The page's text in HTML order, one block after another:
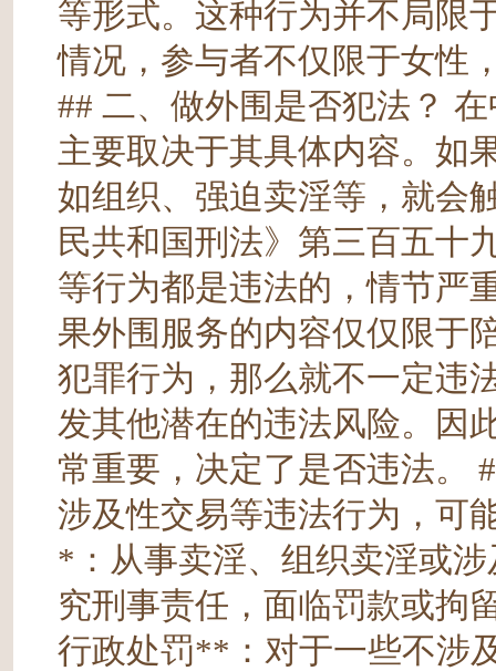
等形式。这种行为并不局限
情况，参与者不仅限于女性
## 二、做外围是否犯法？
主要取决于其具体内容。如
如组织、强迫卖淫等，就会
民共和国刑法》第三百五十
等行为都是违法的，情节严
果外围服务的内容仅仅限于
犯罪行为，那么就不一定违
发其他潜在的违法风险。因
常重要，决定了是否违法。
涉及性交易等违法行为，可
*：从事卖淫、组织卖淫或
究刑事责任，面临罚款或拘
行政处罚**：对于一些不涉